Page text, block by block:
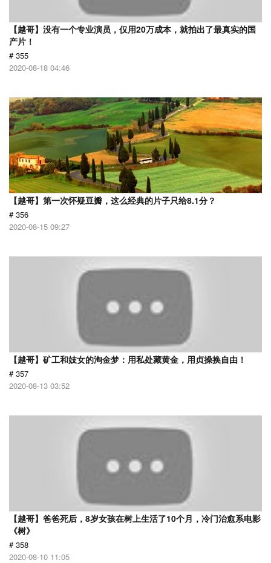
【越哥】没有一个专业演员，仅用20万成本，就拍出了最真实的国
产片！
# 355
2020-08-18 04:46
【越哥】第一次怀疑豆瓣，这么经典的片子只给8.1分？
# 356
2020-08-15 09:27
【越哥】矿工和妓女的淘金梦：用私处藏黄金，用贞操换自由！
# 357
2020-08-13 03:52
【越哥】爸爸死后，8岁女孩在树上生活了10个月，冷门治愈系电影
《树》
# 358
2020-08-10 11:05